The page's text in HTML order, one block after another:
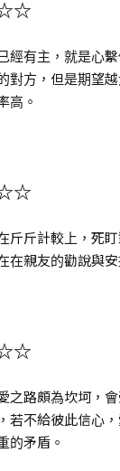
經有主，就是心
方，但是期望
高。
斤斤計較上，死
親友的勸說與
之路頗為坎坷，
若不給彼此信心
的矛盾。